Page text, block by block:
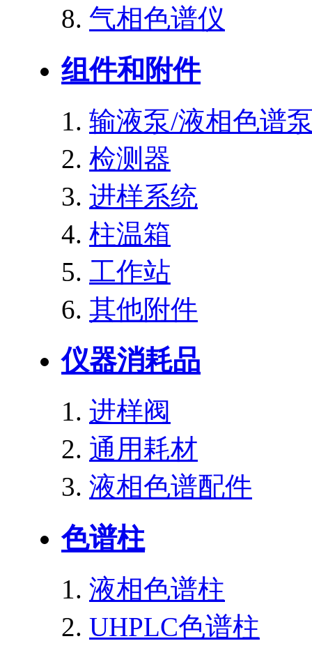
气相色谱仪
组件和附件
输液泵/液相色谱
检测器
进样系统
柱温箱
工作站
其他附件
仪器消耗品
进样阀
通用耗材
液相色谱配件
色谱柱
液相色谱柱
UHPLC色谱柱